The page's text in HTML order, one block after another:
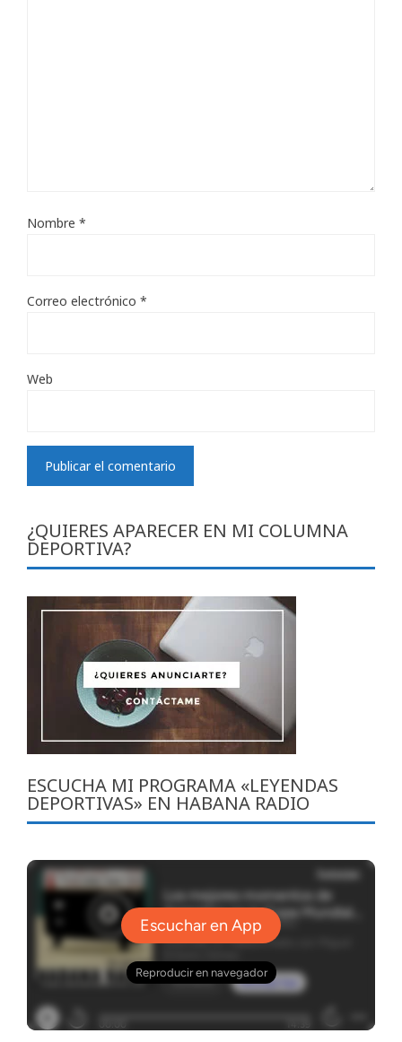
Nombre *
Correo electrónico *
Web
¿QUIERES APARECER EN MI COLUMNA
DEPORTIVA?
ESCUCHA MI PROGRAMA «LEYENDAS
DEPORTIVAS» EN HABANA RADIO